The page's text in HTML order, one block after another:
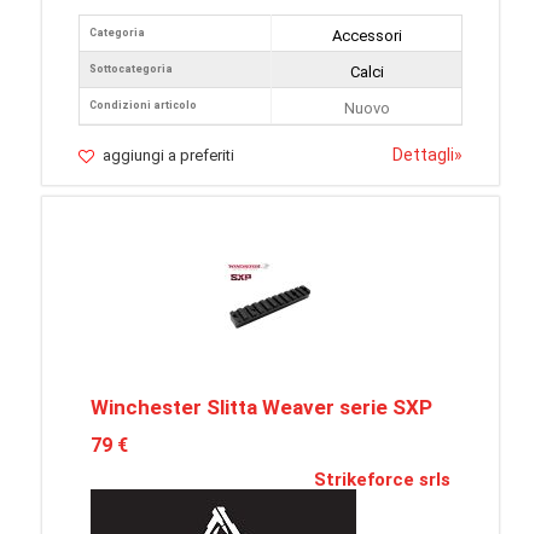
Categoria
Sottocategoria
Condizioni articolo
Accessori
Calci
Nuovo
aggiungi a preferiti Dettagli»
Winchester Slitta Weaver serie SXP
79 €
Strikeforce srls